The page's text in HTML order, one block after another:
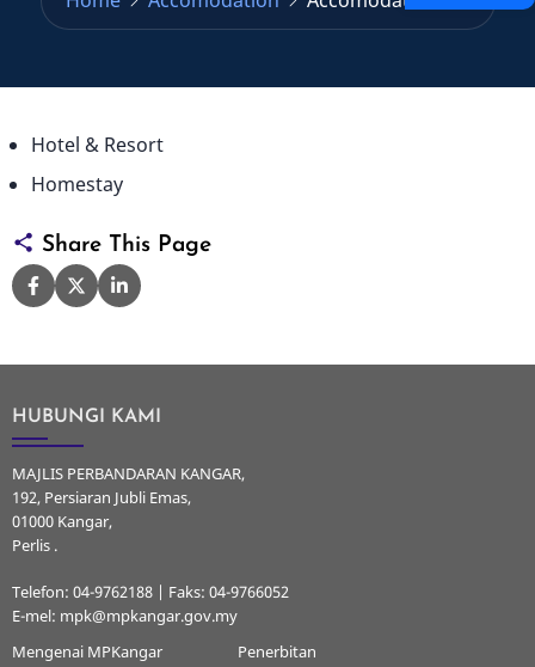
Hotel & Resort
Homestay
Share This Page
HUBUNGI KAMI
MAJLIS PERBANDARAN KANGAR,
192, Persiaran Jubli Emas,
01000 Kangar,
Perlis .
Telefon: 04-9762188 | Faks: 04-9766052
E-mel: mpk@mpkangar.gov.my
Mengenai MPKangar
Penerbitan